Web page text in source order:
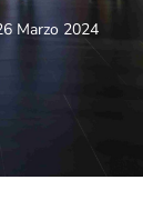
Marzo 2024